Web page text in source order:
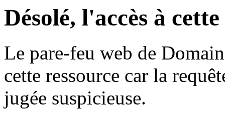
Désolé, l'accès à
Le pare-feu web de
cette ressource car la
jugée suspicieuse.